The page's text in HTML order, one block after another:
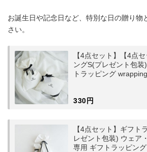
お誕生日や記念日など、特別な日の贈り物
さい。
【4点セット】【4点
ングS(プレゼント包
トラッピング
330円
【4点セット】ギフト
レゼント包装) ウェア
専用 ギフトラッピン